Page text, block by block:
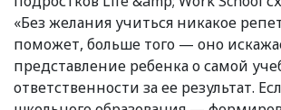
«Без желания учиться никакое
поможет, больше того — оно
представление ребенка о самой
ответственности за ее результат.